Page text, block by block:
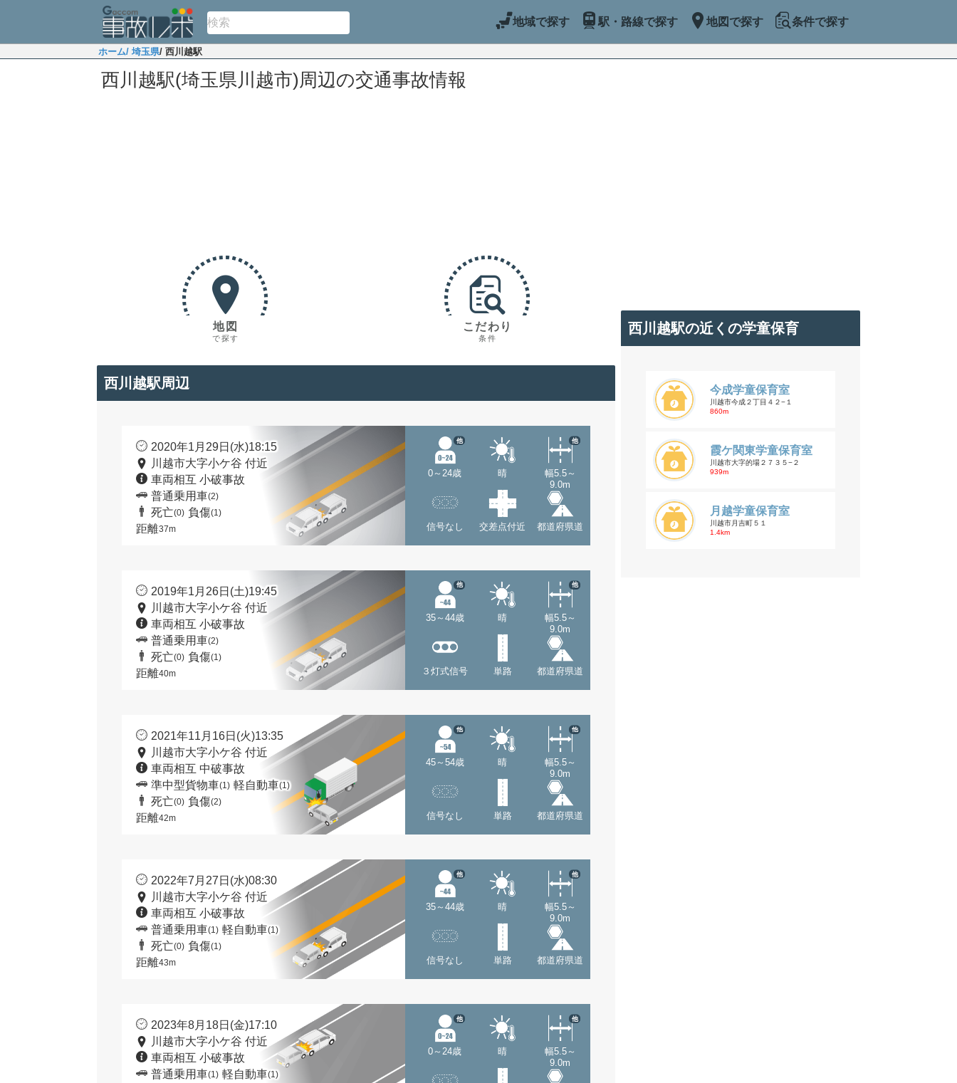
地域で探す 駅・路線で探す 地図で探す 条件で探す
ホーム/ 埼玉県/ 西川越駅
西川越駅(埼玉県川越市)周辺の交通事故情報
地図
で探す
こだわり
条件
西川越駅周辺
2020年1月29日(水)18:15
川越市大字小ケ谷 付近
車両相互 小破事故
普通乗用車(2)
死亡(0) 負傷(1)
距離37m
0～24歳
他
晴
幅5.5～
9.0m
他
信号なし 交差点付近 都道府県道
2019年1月26日(土)19:45
川越市大字小ケ谷 付近
車両相互 小破事故
普通乗用車(2)
死亡(0) 負傷(1)
距離40m
35～44歳
他
晴
幅5.5～
9.0m
他
３灯式信号 単路 都道府県道
2021年11月16日(火)13:35
川越市大字小ケ谷 付近
車両相互 中破事故
準中型貨物車(1) 軽自動車(1)
死亡(0) 負傷(2)
距離42m
45～54歳
他
晴
幅5.5～
9.0m
他
信号なし 単路 都道府県道
2022年7月27日(水)08:30
川越市大字小ケ谷 付近
車両相互 小破事故
普通乗用車(1) 軽自動車(1)
死亡(0) 負傷(1)
距離43m
35～44歳
他
晴
幅5.5～
9.0m
他
信号なし 単路 都道府県道
2023年8月18日(金)17:10
川越市大字小ケ谷 付近
車両相互 小破事故
普通乗用車(1) 軽自動車(1)
0～24歳
他
晴
幅5.5～
9.0m
他
西川越駅の近くの学童保育
今成学童保育室
川越市今成２丁目４２−１
860m
霞ケ関東学童保育室
川越市大字的場２７３５−２
939m
月越学童保育室
川越市月吉町５１
1.4km